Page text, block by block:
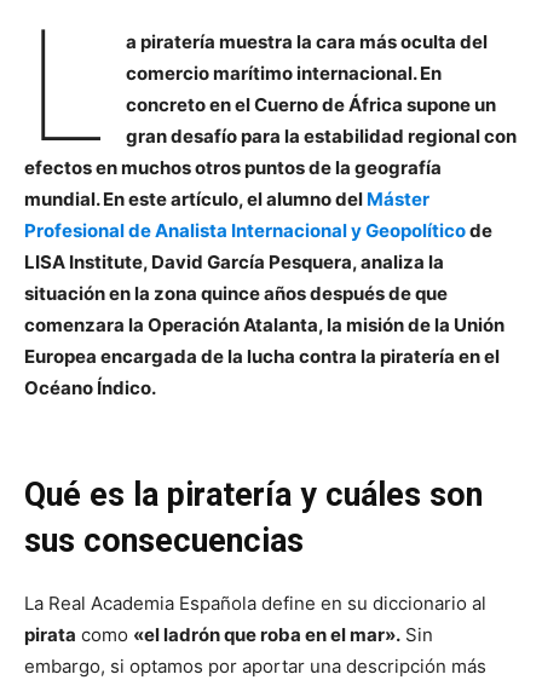
L a piratería muestra la cara más oculta del
comercio marítimo internacional. En
concreto en el Cuerno de África supone un
gran desafío para la estabilidad regional con
efectos en muchos otros puntos de la geografía
mundial. En este artículo, el alumno del Máster
Profesional de Analista Internacional y Geopolíticode
LISA Institute, David García Pesquera, analiza la
situación en la zona quince años después de que
comenzara la Operación Atalanta, la misión de la Unión
Europea encargada de la lucha contra la piratería en el
Océano Índico.
Qué es la piratería y cuáles son
sus consecuencias
La Real Academia Española define en su diccionario al
pirata como «el ladrón que roba en el mar». Sin
embargo, si optamos por aportar una descripción más